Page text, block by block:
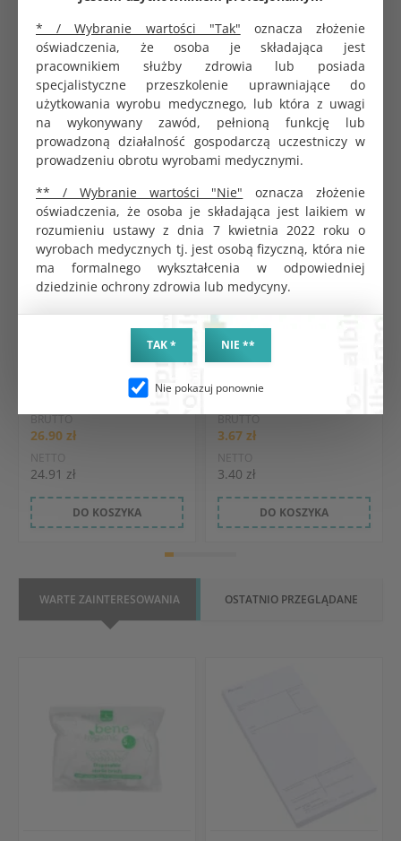
* / Wybranie wartości "Tak" oznacza złożenie
oświadczenia, że osoba je składająca jest
pracownikiem służby zdrowia lub posiada
specjalistyczne przeszkolenie uprawniające do
użytkowania wyrobu medycznego, lub która z uwagi
na wykonywany zawód, pełnioną funkcję lub
prowadzoną działalność gospodarczą uczestniczy w
prowadzeniu obrotu wyrobami medycznymi.
** / Wybranie wartości "Nie" oznacza złożenie
oświadczenia, że osoba je składająca jest laikiem w
rozumieniu ustawy z dnia 7 kwietnia 2022 roku o
wyrobach medycznych tj. jest osobą fizyczną, która nie
ma formalnego wykształcenia w odpowiedniej
dziedzinie ochrony zdrowia lub medycyny.
TAK * NIE **
Nie pokazuj ponownie
PRODUKTY POWIĄZANE
igłą dicoSULIN U100 op. 100
BRUTTO
26.90 zł
NETTO
24.91 zł
DO KOSZYKA
bandaż opatrunkowy 4m x
5cm
KOD PRODUKTU:
G0478
BRUTTO
3.67 zł
NETTO
3.40 zł
DO KOSZYKA
WARTE ZAINTERESOWANIA OSTATNIO PRZEGLĄDANE